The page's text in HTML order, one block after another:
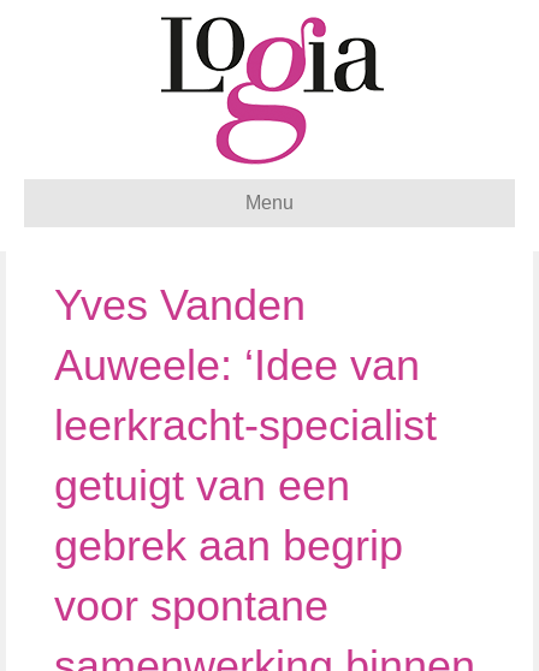
Menu
Yves Vanden
Auweele: ‘Idee van
leerkracht-specialist
getuigt van een
gebrek aan begrip
voor spontane